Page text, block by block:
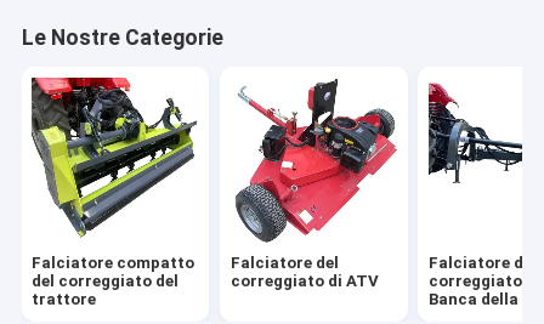
Rimorchio agricolo dell'azienda agricola
Le Nostre Categorie
Falciatore compatto
del correggiato del
trattore
Falciatore del
correggiato di ATV
Falciatore del
correggiato
Banca della